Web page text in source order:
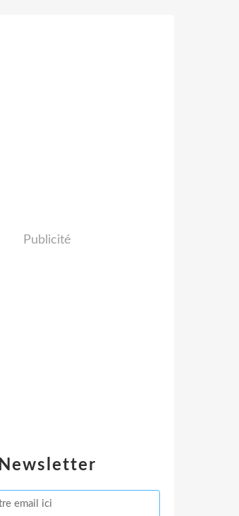
Newsletter
Publicité